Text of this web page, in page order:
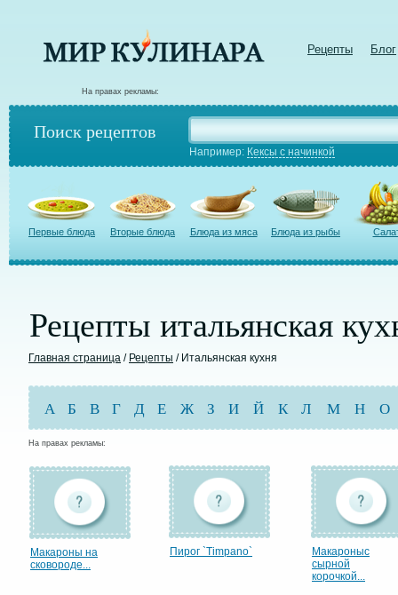
Рецепты Блог
На правах рекламы:
Поиск рецептов
Например: Кексы с начинкой
Первые блюда Вторые блюда Блюда из мяса Блюда из рыбы
Рецепты итальянская
Главная страница / Рецепты / Итальянская кухня
А Б В Г Д Е Ж З И Й К Л М Н О
На правах рекламы:
Макароны на
сковороде...
Пирог `Timpano`
Макароныс
сырной
корочкой...